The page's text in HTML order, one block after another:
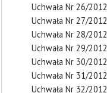
Uchwała Nr 26/2012
Uchwała Nr 27/2012
Uchwała Nr 28/2012
Uchwała Nr 29/2012
Uchwała Nr 30/2012
Uchwała Nr 31/2012
Uchwała Nr 32/2012